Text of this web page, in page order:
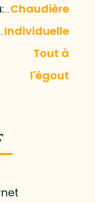
Chaudière
Individuelle
Tout à
l'égout